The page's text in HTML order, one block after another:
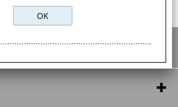
Servizi